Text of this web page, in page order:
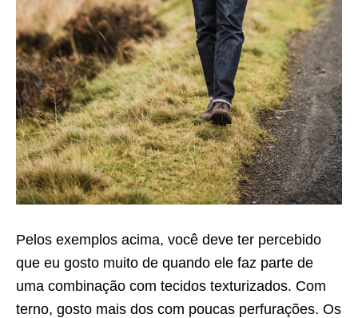
Pelos exemplos acima, você deve ter percebido
que eu gosto muito de quando ele faz parte de
uma combinação com tecidos texturizados. Com
terno, gosto mais dos com poucas perfurações. Os